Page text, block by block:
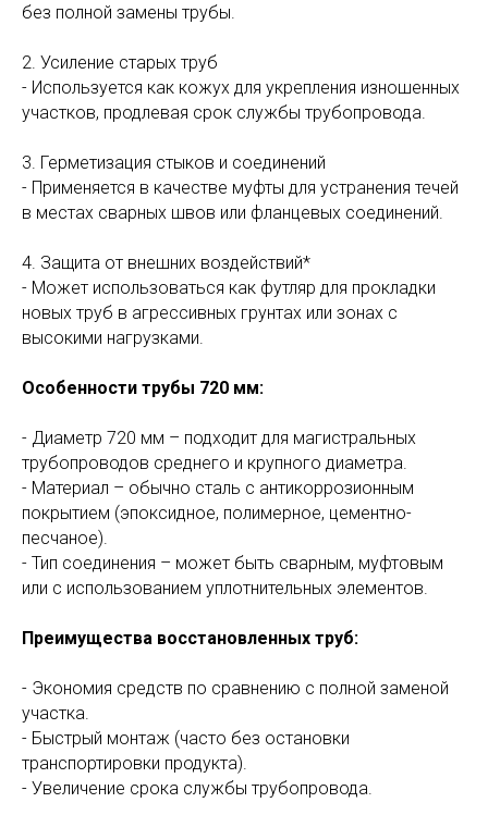
без полной замены трубы.
2. Усиление старых труб
- Используется как кожух для укрепления изношенных
участков, продлевая срок службы трубопровода.
3. Герметизация стыков и соединений
- Применяется в качестве муфты для устранения течей
в местах сварных швов или фланцевых соединений.
4. Защита от внешних воздействий*
- Может использоваться как футляр для прокладки
новых труб в агрессивных грунтах или зонах с
высокими нагрузками.
Особенности трубы 720 мм:
- Диаметр 720 мм – подходит для магистральных
трубопроводов среднего и крупного диаметра.
- Материал – обычно сталь с антикоррозионным
покрытием (эпоксидное, полимерное, цементно-
песчаное).
- Тип соединения – может быть сварным, муфтовым
или с использованием уплотнительных элементов.
Преимущества восстановленных труб:
- Экономия средств по сравнению с полной заменой
участка.
- Быстрый монтаж (часто без остановки
транспортировки продукта).
- Увеличение срока службы трубопровода.